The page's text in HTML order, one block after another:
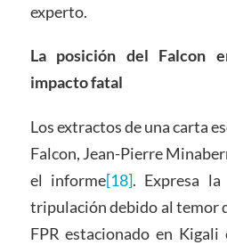
experto.
La posición del Falcon
impacto fatal
Los extractos de una carta
Falcon, Jean-Pierre
el informe[18]. Expresa la
tripulación debido al temor
FPR estacionado en